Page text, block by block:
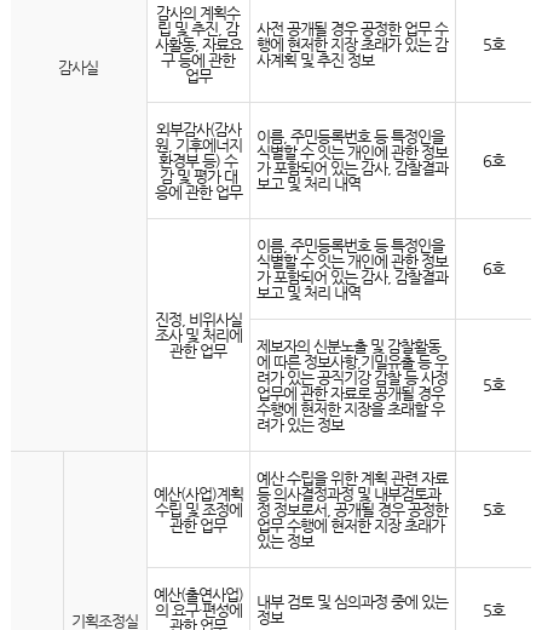
감사실
감사의 계획수
립 및 추진, 감
사활동, 자료요
구 등에 관한
업무
사전 공개될 경우 공정한 업무 수
행에 현저한 지장 초래가 있는 감
사계획 및 추진 정보
5호
외부감사(감사
원, 기후에너지
환경부 등) 수
감 및 평가 대
응에 관한 업무
이름, 주민등록번호 등 특정인을
식별할 수 잇는 개인에 관한 정보
가 포함되어 있는 감사, 감찰결과
보고 및 처리 내역
6호
진정, 비위사실
조사 및 처리에
관한 업무
이름, 주민등록번호 등 특정인을
식별할 수 잇는 개인에 관한 정보
가 포함되어 있는 감사, 감찰결과
보고 및 처리 내역
6호
제보자의 신분노출 및 감찰활동
에 따른 정보사항,기밀유출 등 우
려가 있는 공직기강 감찰 등 사정
업무에 관한 자료로 공개될 경우
수행에 현저한 지장을 초래할 우
려가 있는 정보
5호
기획조정실
예산(사업)계획
수립 및 조정에
관한 업무
예산 수립을 위한 계획 관련 자료
등 의사결정과정 및 내부검토과
정 정보로서, 공개될 경우 공정한
업무 수행에 현저한 지장 초래가
있는 정보
5호
예산(출연사업)
의 요구·편성에
관한 업무
내부 검토 및 심의과정 중에 있는
정보
5호